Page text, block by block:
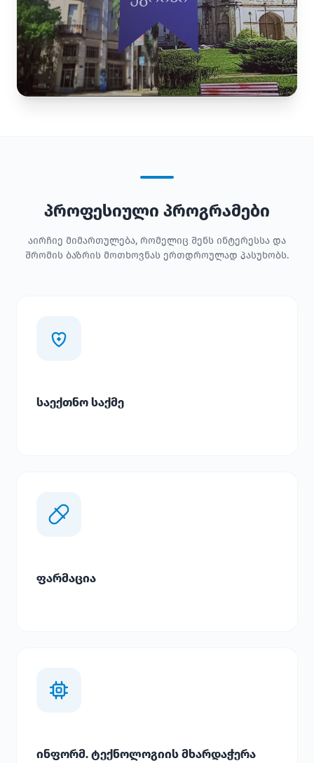
პროფესიული პროგრამები
აირჩიე მიმართულება, რომელიც შენს ინტერესსა და
შრომის ბაზრის მოთხოვნას ერთდროულად პასუხობს.
საექთნო საქმე
ფარმაცია
ინფორმ. ტექნოლოგიის მხარდაჭერა